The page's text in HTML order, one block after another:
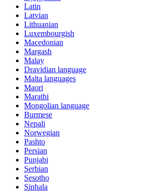
Latin
Latvian
Lithuanian
Luxembourgish
Macedonian
Margash
Malay
Dravidian language
Malta languages
Maori
Marathi
Mongolian language
Burmese
Nepali
Norwegian
Pashto
Persian
Punjabi
Serbian
Sesotho
Sinhala